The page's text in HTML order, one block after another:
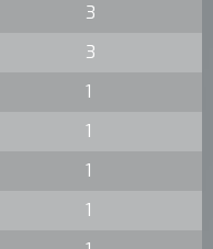
3
3
1
1
1
1